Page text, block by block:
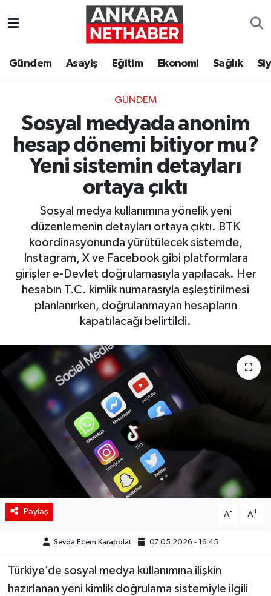
Gündem Asayiş Eğitim Ekonomi Sağlık
GÜNDEM
Sosyal medyada anonim
hesap dönemi bitiyor mu?
Yeni sistemin detayları
ortaya çıktı
Sosyal medya kullanımına yönelik yeni
düzenlemenin detayları ortaya çıktı. BTK
koordinasyonunda yürütülecek sistemde,
Instagram, X ve Facebook gibi platformlara
girişler e-Devlet doğrulamasıyla yapılacak. Her
hesabın T.C. kimlik numarasıyla eşleştirilmesi
planlanırken, doğrulanmayan hesapların
kapatılacağı belirtildi.
Paylaş A- A+
Sevda Ecem Karapolat 07.05.2026 - 16:45
Türkiye’de sosyal medya kullanımına ilişkin
hazırlanan yeni kimlik doğrulama sistemiyle ilgili
Ekonomi
Gündem
Resmi İlanlar
Sağlık
Siyaset
Yaşam
Ankara Hava Durumu
Tüm Manşetler
Son Dakika Haberleri